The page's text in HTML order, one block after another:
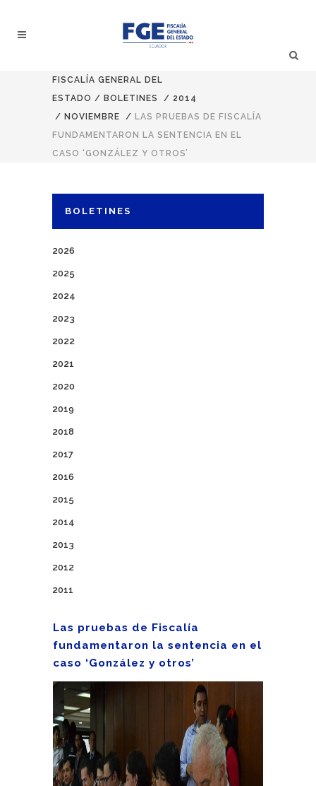
FISCALÍA GENERAL DEL
ESTADO / BOLETINES / 2014
/ NOVIEMBRE / LAS PRUEBAS DE FISCALÍA
FUNDAMENTARON LA SENTENCIA EN EL
CASO ‘GONZÁLEZ Y OTROS’
BOLETINES
2026
2025
2024
2023
2022
2021
2020
2019
2018
2017
2016
2015
2014
2013
2012
2011
Las pruebas de Fiscalía
fundamentaron la sentencia en el
caso ‘González y otros’